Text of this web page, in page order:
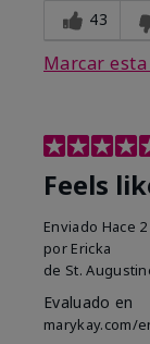
43
Marcar
Feels
Enviado Hace
por Ericka
de St.
Evaluado en
marykay.com/